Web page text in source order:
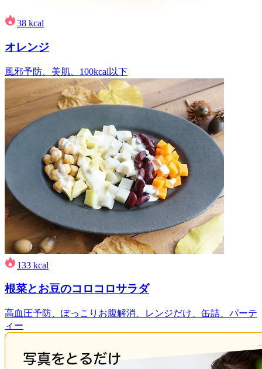
38 kcal
オレンジ
風邪予防、美肌、100kcal以下
133 kcal
根菜とお豆のコロコロサラダ
高血圧予防、ぽっこりお腹解消、レンジだけ、缶詰、パーテ
ィー